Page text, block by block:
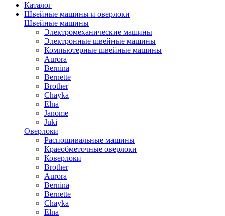
Каталог
Швейные машины и оверлоки
Швейные машины
Электромеханические машины
Электронные швейные машины
Компьютерные швейные машины
Aurora
Bernina
Bernette
Brother
Chayka
Elna
Janome
Juki
Оверлоки
Распошивальные машины
Краеобметочные оверлоки
Коверлоки
Brother
Aurora
Bernina
Bernette
Chayka
Elna